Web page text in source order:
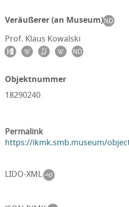
Veräußerer (an Museum)
Prof. Klaus Kowalski
Objektnummer
18290240
Permalink
https://ikmk.smb.museum/
LIDO-XML